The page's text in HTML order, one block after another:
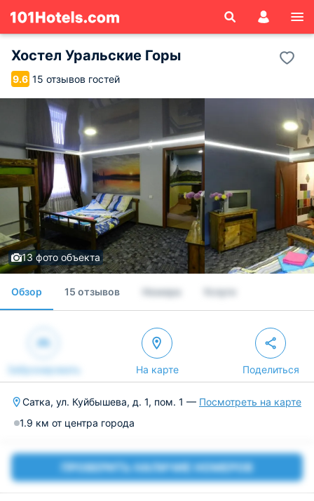
Хостел Уральские Горы
9.6 15 отзывов гостей
13 фото объекта
Обзор Номера
15 отзывов Услуги
Забронировать На карте Поделиться
Сатка, ул. Куйбышева, д. 1, пом. 1 — Посмотреть на карте
1.9 км от центра города
ПРОВЕРИТЬ НАЛИЧИЕ НОМЕРОВ